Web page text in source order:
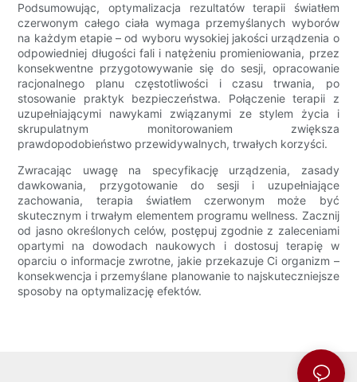
Podsumowując, optymalizacja rezultatów terapii światłem
czerwonym całego ciała wymaga przemyślanych wyborów
na każdym etapie – od wyboru wysokiej jakości urządzenia o
odpowiedniej długości fali i natężeniu promieniowania, przez
konsekwentne przygotowywanie się do sesji, opracowanie
racjonalnego planu częstotliwości i czasu trwania, po
stosowanie praktyk bezpieczeństwa. Połączenie terapii z
uzupełniającymi nawykami związanymi ze stylem życia i
skrupulatnym monitorowaniem zwiększa
prawdopodobieństwo przewidywalnych, trwałych korzyści.
Zwracając uwagę na specyfikację urządzenia, zasady
dawkowania, przygotowanie do sesji i uzupełniające
zachowania, terapia światłem czerwonym może być
skutecznym i trwałym elementem programu wellness. Zacznij
od jasno określonych celów, postępuj zgodnie z zaleceniami
opartymi na dowodach naukowych i dostosuj terapię w
oparciu o informacje zwrotne, jakie przekazuje Ci organizm –
konsekwencja i przemyślane planowanie to najskuteczniejsze
sposoby na optymalizację efektów.